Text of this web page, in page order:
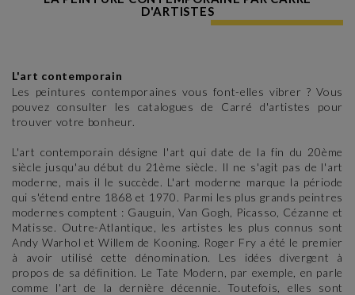
D'ARTISTES
L'art contemporain
Les peintures contemporaines vous font-elles vibrer ? Vous
pouvez consulter les catalogues de Carré d'artistes pour
trouver votre bonheur.
L'art contemporain désigne l'art qui date de la fin du 20ème
siècle jusqu'au début du 21ème siècle. Il ne s'agit pas de l'art
moderne, mais il le succède. L'art moderne marque la période
qui s'étend entre 1868 et 1970. Parmi les plus grands peintres
modernes comptent : Gauguin, Van Gogh, Picasso, Cézanne et
Matisse. Outre-Atlantique, les artistes les plus connus sont
Andy Warhol et Willem de Kooning. Roger Fry a été le premier
à avoir utilisé cette dénomination. Les idées divergent à
propos de sa définition. Le Tate Modern, par exemple, en parle
comme l'art de la dernière décennie. Toutefois, elles sont